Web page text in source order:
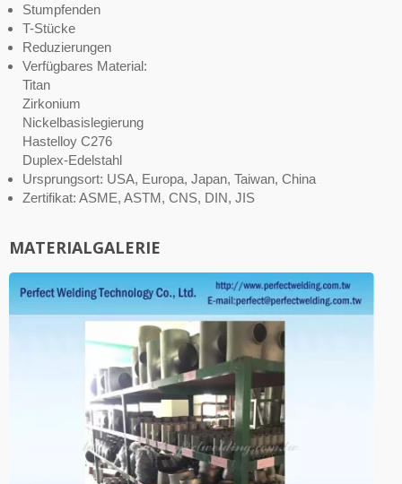
Stumpfenden
T-Stücke
Reduzierungen
Verfügbares Material:
Titan
Zirkonium
Nickelbasislegierung
Hastelloy C276
Duplex-Edelstahl
Ursprungsort: USA, Europa, Japan, Taiwan, China
Zertifikat: ASME, ASTM, CNS, DIN, JIS
MATERIALGALERIE